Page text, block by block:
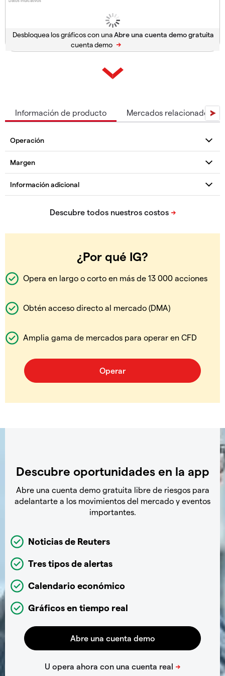
Desbloquea los gráficos con una
cuenta demo
Información de producto Mercados relacionados
¿Por qué IG?
Opera en largo o corto en más de 13 000 acciones
Obtén acceso directo al mercado (DMA)
Amplia gama de mercados para operar en CFD
Descubre oportunidades en la app
Abre una cuenta demo gratuita libre de riesgos para
adelantarte a los movimientos del mercado y eventos
importantes.
Noticias de Reuters
Tres tipos de alertas
Calendario económico
Gráficos en tiempo real